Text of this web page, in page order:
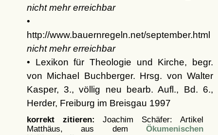
nicht mehr erreichbar
•
http://www.bauernregeln.net/september.html
nicht mehr erreichbar
• Lexikon für Theologie und Kirche, begr.
von Michael Buchberger. Hrsg. von Walter
Kasper, 3., völlig neu bearb. Aufl., Bd. 6.,
Herder, Freiburg im Breisgau 1997
korrekt zitieren: Joachim Schäfer: Artikel
Matthäus, aus dem Ökumenischen